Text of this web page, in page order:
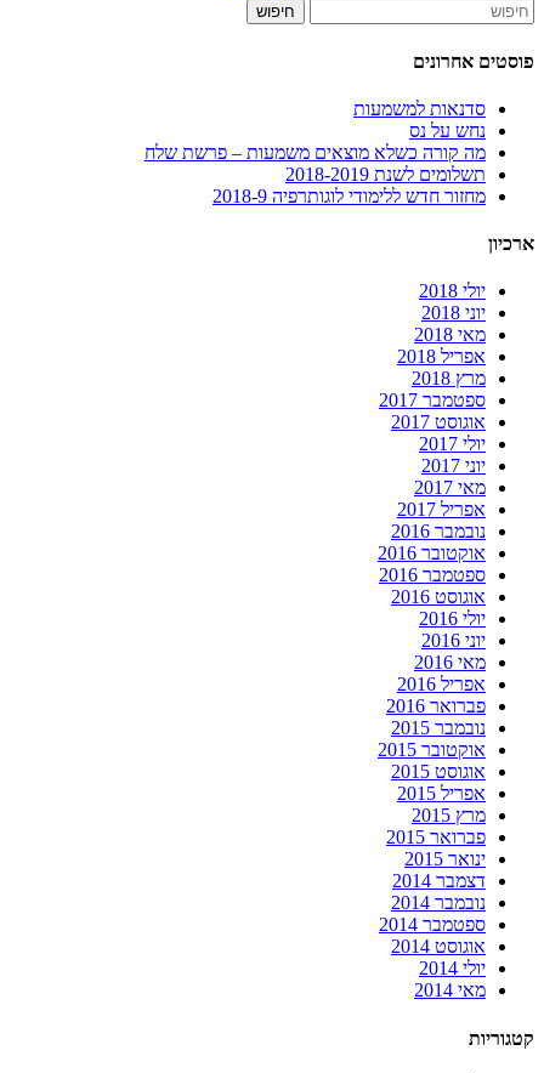
חיפוש
פוסטים אחרונים
סדנאות למשמעות
נחש על נס
מה קורה כשלא מוצאים משמעות – פרשת שלח
תשלומים לשנת 2018-2019
מחזור חדש ללימודי לוגותרפיה 2018-9
ארכיון
יולי 2018
יוני 2018
מאי 2018
אפריל 2018
מרץ 2018
ספטמבר 2017
אוגוסט 2017
יולי 2017
יוני 2017
מאי 2017
אפריל 2017
נובמבר 2016
אוקטובר 2016
ספטמבר 2016
אוגוסט 2016
יולי 2016
יוני 2016
מאי 2016
אפריל 2016
פברואר 2016
נובמבר 2015
אוקטובר 2015
אוגוסט 2015
אפריל 2015
מרץ 2015
פברואר 2015
ינואר 2015
דצמבר 2014
נובמבר 2014
ספטמבר 2014
אוגוסט 2014
יולי 2014
מאי 2014
קטגוריות